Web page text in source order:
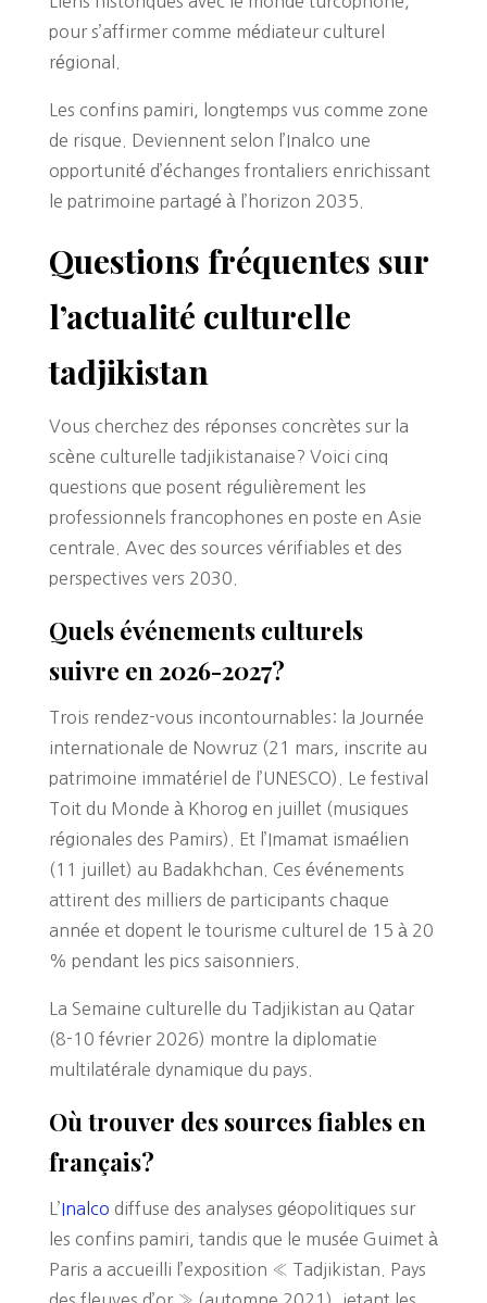
pour s’affirmer comme médiateur culturel
régional.
Les confins pamiri, longtemps vus comme zone
de risque. Deviennent selon l’Inalco une
opportunité d’échanges frontaliers enrichissant
le patrimoine partagé à l’horizon 2035.
Questions fréquentes sur
l’actualité culturelle
tadjikistan
Vous cherchez des réponses concrètes sur la
scène culturelle tadjikistanaise? Voici cinq
questions que posent régulièrement les
professionnels francophones en poste en Asie
centrale. Avec des sources vérifiables et des
perspectives vers 2030.
Quels événements culturels
suivre en 2026-2027?
Trois rendez-vous incontournables: la Journée
internationale de Nowruz (21 mars, inscrite au
patrimoine immatériel de l’UNESCO). Le festival
Toit du Monde à Khorog en juillet (musiques
régionales des Pamirs). Et l’Imamat ismaélien
(11 juillet) au Badakhchan. Ces événements
attirent des milliers de participants chaque
année et dopent le tourisme culturel de 15 à 20
% pendant les pics saisonniers.
La Semaine culturelle du Tadjikistan au Qatar
(8-10 février 2026) montre la diplomatie
multilatérale dynamique du pays.
Où trouver des sources fiables en
français?
L’Inalco diffuse des analyses géopolitiques sur
les confins pamiri, tandis que le musée Guimet à
Paris a accueilli l’exposition « Tadjikistan. Pays
des fleuves d’or » (automne 2021), jetant les